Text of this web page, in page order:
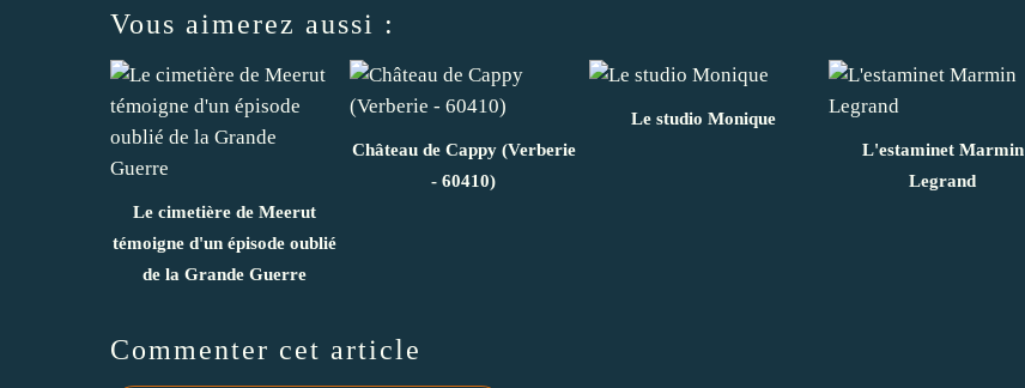
Vous aimerez aussi :
Le cimetière de Meerut
témoigne d'un épisode oublié
de la Grande Guerre
Château de Cappy (Verberie
- 60410)
Le studio Monique
L'estaminet Marmin
Legrand
Commenter cet article